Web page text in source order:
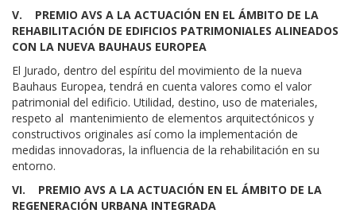
V. PREMIO AVS A LA ACTUACIÓN EN EL ÁMBITO DE LA
REHABILITACIÓN DE EDIFICIOS PATRIMONIALES ALINEADOS
CON LA NUEVA BAUHAUS EUROPEA
El Jurado, dentro del espíritu del movimiento de la nueva
Bauhaus Europea, tendrá en cuenta valores como el valor
patrimonial del edificio. Utilidad, destino, uso de materiales,
respeto al mantenimiento de elementos arquitectónicos y
constructivos originales así como la implementación de
medidas innovadoras, la influencia de la rehabilitación en su
entorno.
VI. PREMIO AVS A LA ACTUACIÓN EN EL ÁMBITO DE LA
REGENERACIÓN URBANA INTEGRADA